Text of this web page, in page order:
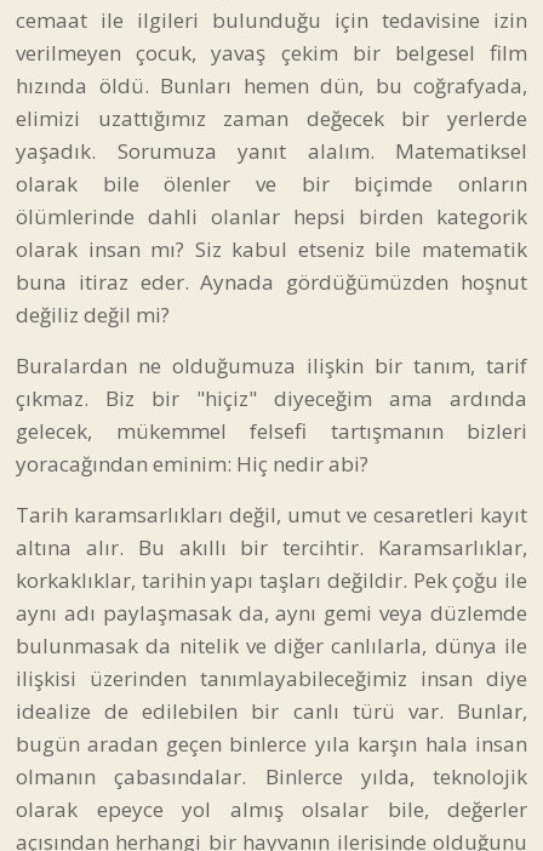
cemaat ile ilgileri bulunduğu için tedavisine izin
verilmeyen çocuk, yavaş çekim bir belgesel film
hızında öldü. Bunları hemen dün, bu coğrafyada,
elimizi uzattığımız zaman değecek bir yerlerde
yaşadık. Sorumuza yanıt alalım. Matematiksel
olarak bile ölenler ve bir biçimde onların
ölümlerinde dahli olanlar hepsi birden kategorik
olarak insan mı? Siz kabul etseniz bile matematik
buna itiraz eder. Aynada gördüğümüzden hoşnut
değiliz değil mi?
Buralardan ne olduğumuza ilişkin bir tanım, tarif
çıkmaz. Biz bir "hiçiz" diyeceğim ama ardında
gelecek, mükemmel felsefi tartışmanın bizleri
yoracağından eminim: Hiç nedir abi?
Tarih karamsarlıkları değil, umut ve cesaretleri kayıt
altına alır. Bu akıllı bir tercihtir. Karamsarlıklar,
korkaklıklar, tarihin yapı taşları değildir. Pek çoğu ile
aynı adı paylaşmasak da, aynı gemi veya düzlemde
bulunmasak da nitelik ve diğer canlılarla, dünya ile
ilişkisi üzerinden tanımlayabileceğimiz insan diye
idealize de edilebilen bir canlı türü var. Bunlar,
bugün aradan geçen binlerce yıla karşın hala insan
olmanın çabasındalar. Binlerce yılda, teknolojik
olarak epeyce yol almış olsalar bile, değerler
açısından herhangi bir hayvanın ilerisinde olduğunu